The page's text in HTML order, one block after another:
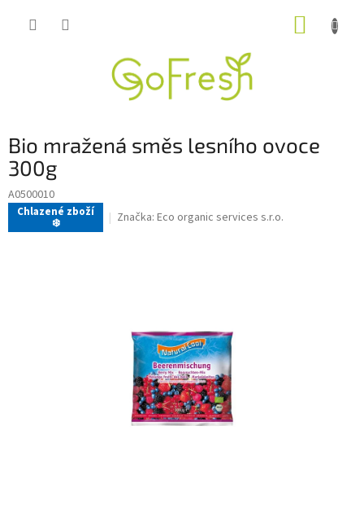
Bio mražená směs lesního ovoce
300g
A0500010
Chlazené zboží
❄️ Značka: Eco organic services s.r.o.